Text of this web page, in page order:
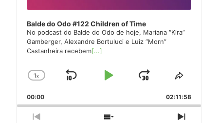
Balde do Odo #122 Children of Time
No podcast do Balde do Odo de hoje, Mariana “Kira”
Gamberger, Alexandre Bortuluci e Luiz “Morn”
Castanheira recebem[...]
Change
Rate
1x
Skip
Play
Jump
Forward
Share
Episode
00:00 02:11:58